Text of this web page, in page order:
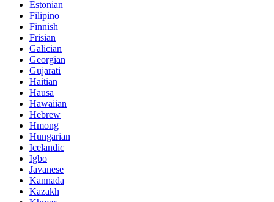
Estonian
Filipino
Finnish
Frisian
Galician
Georgian
Gujarati
Haitian
Hausa
Hawaiian
Hebrew
Hmong
Hungarian
Icelandic
Igbo
Javanese
Kannada
Kazakh